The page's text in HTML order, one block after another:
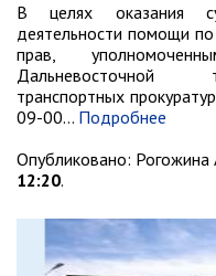
В целях оказания
деятельности помощи
прав,
Дальневосточной
транспортных
09-00… Подробнее
Опубликовано: Рогожина
12:20.